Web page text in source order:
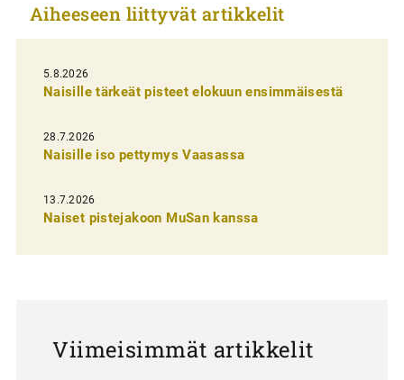
l
e
s
e
l
a
u
Aiheeseen liittyvät artikkelit
5.8.2026
Naisille tärkeät pisteet elokuun ensimmäisestä
28.7.2026
Naisille iso pettymys Vaasassa
13.7.2026
Naiset pistejakoon MuSan kanssa
Viimeisimmät artikkelit